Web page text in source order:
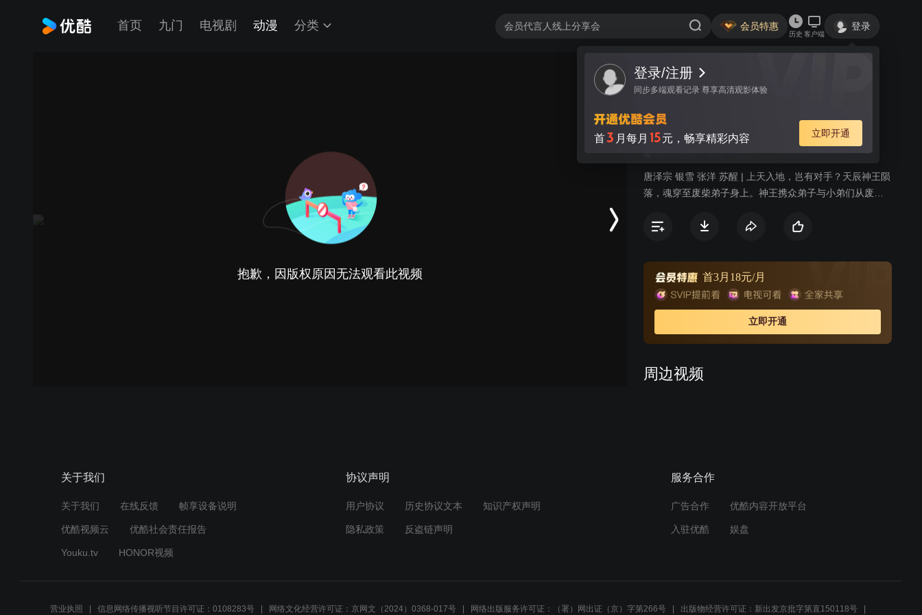
首页 九门 电视剧 动漫 分类 会员特惠
历史 客户端
登录
登录/注册
同步多端观看记录 尊享高清观影体验
首3 月每月 15元，畅享精彩内容 立即开通
抱歉，因版权原因无法观看此视频
视频 讨论
九霄帝神 第3季
玄幻
唐泽宗 银雪 张洋 苏醒 | 上天入地，岂有对手？天辰神王陨
落，魂穿至废柴弟子身上。神王携众弟子与小弟们从废墟
霸气的最强音：待我回归九霄，必以神血开苍天！
首3月18元/月
立即开通
周边视频
01:21
关于我们
关于我们 在线反馈 帧享设备说明
优酷视频云 优酷社会责任报告
Youku.tv HONOR视频
协议声明
用户协议 历史协议文本 知识产权声明
隐私政策 反盗链声明
服务合作
广告合作 优酷内容开放平台
入驻优酷 娱盘
营业执照 信息网络传播视听节目许可证：0108283号 网络文化经营许可证：京网文（2024）0368-017号 网络出版服务许可证：（署）网出证（京）字第266号 出版物经营许可证：新出发京批字第直150118号